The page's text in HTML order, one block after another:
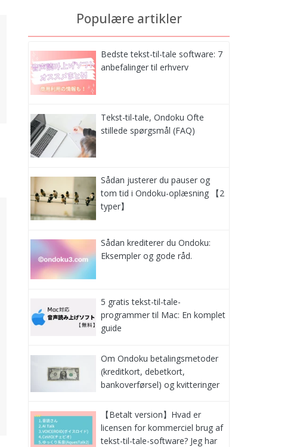
Populære artikler
Bedste tekst-til-tale software: 7
anbefalinger til erhverv
Tekst-til-tale, Ondoku Ofte
stillede spørgsmål (FAQ)
Sådan justerer du pauser og
tom tid i Ondoku-oplæsning 【2
typer】
Sådan krediterer du Ondoku:
Eksempler og gode råd.
5 gratis tekst-til-tale-
programmer til Mac: En komplet
guide
Om Ondoku betalingsmetoder
(kreditkort, debetkort,
bankoverførsel) og kvitteringer
【Betalt version】Hvad er
licensen for kommerciel brug af
tekst-til-tale-software? Jeg har